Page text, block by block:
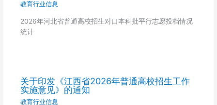
教育行业信息
2026年河北省普通高校招生对口本科批平行志愿投档情况
统计
关于印发《江西省2026年普通高校招生工作
实施意见》的通知
教育行业信息